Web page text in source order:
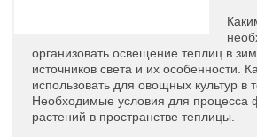
организовать освещение теплиц в
источников света и их особенности.
использовать для овощных культур в
Необходимые условия для процесса
растений в пространстве теплицы.